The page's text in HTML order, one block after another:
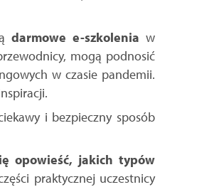
darmowe e-szkolenia w
mogą podnosić
w czasie pandemii.
i bezpieczny sposób
opowieść, jakich typów
praktycznej uczestnicy